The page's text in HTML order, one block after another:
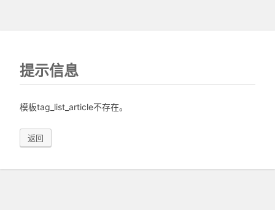
提示信息
模板tag_list_article不存在。
返回